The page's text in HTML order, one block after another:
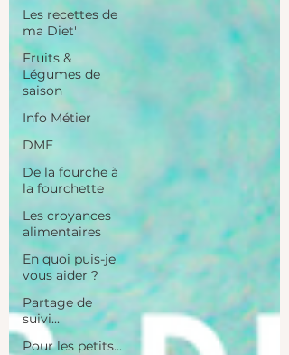
Les recettes de
ma Diet'
Fruits &
Légumes de
saison
Info Métier
DME
De la fourche à
la fourchette
Les croyances
alimentaires
En quoi puis-je
vous aider ?
Partage de
suivi...
Pour les petits...